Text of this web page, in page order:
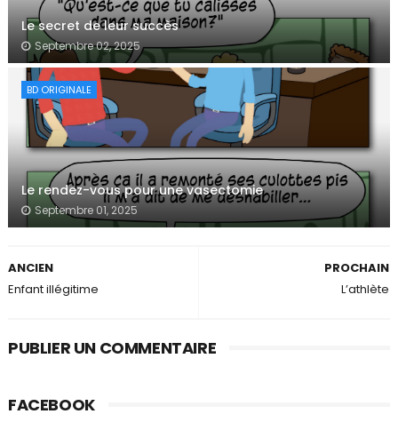
Le secret de leur succès
Septembre 02, 2025
BD ORIGINALE
Le rendez-vous pour une vasectomie
Septembre 01, 2025
PROCHAIN
L’athlète
ANCIEN
Enfant illégitime
PUBLIER UN COMMENTAIRE
FACEBOOK